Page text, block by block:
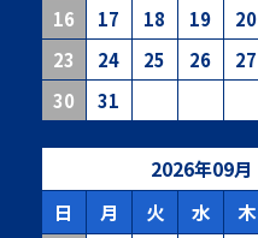
16
17 18 19 20
23
24 25 26 27
30
31
2026年09月
日
月 火 水 木